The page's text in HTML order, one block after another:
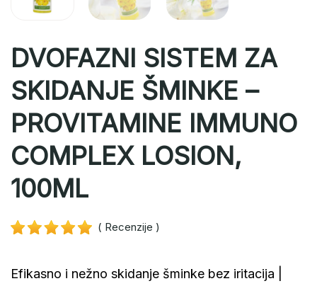
DVOFAZNI SISTEM ZA
SKIDANJE ŠMINKE –
PROVITAMINE IMMUNO
COMPLEX LOSION,
100ML
( Recenzije )
Efikasno i nežno skidanje šminke bez iritacija |